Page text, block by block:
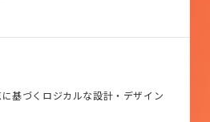
基づくロジカルな設計・デザイン